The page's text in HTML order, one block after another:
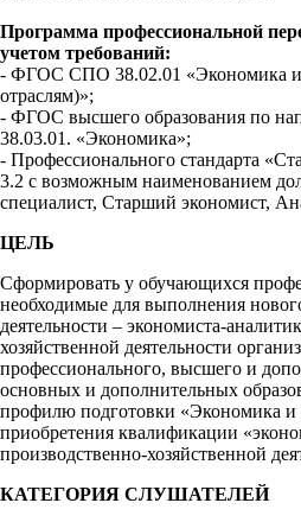
Программа профессиональной
учетом требований:
- ФГОС СПО 38.02.01 «Экономика и
отраслям)»;
- ФГОС высшего образования по
38.03.01. «Экономика»;
- Профессионального стандарта
3.2 с возможным наименованием
специалист, Старший экономист,
ЦЕЛЬ
Сформировать у обучающихся
необходимые для выполнения
деятельности – экономиста-
хозяйственной деятельности
профессионального, высшего и
основных и дополнительных
профилю подготовки «Экономика и
приобретения квалификации
производственно-хозяйственной
КАТЕГОРИЯ СЛУШАТЕЛЕЙ